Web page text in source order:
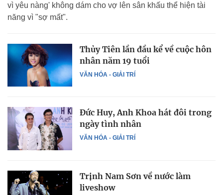
vì yêu nàng' không dám cho vợ lên sân khấu thể hiện tài
năng vì "sợ mất".
VĂN HÓA - GIẢI TRÍ
Thủy Tiên lần đầu kể về cuộc hôn
nhân năm 19 tuổi
VĂN HÓA - GIẢI TRÍ
Đức Huy, Anh Khoa hát đôi trong
ngày tình nhân
Trịnh Nam Sơn về nước làm
liveshow